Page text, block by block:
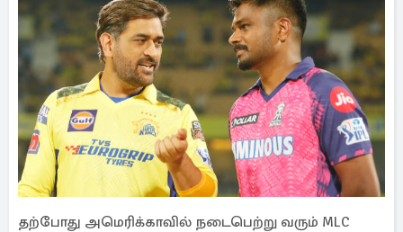
தற்போது அமெரிக்காவில் நடைபெற்று வரும் MLC